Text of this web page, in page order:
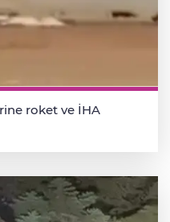
roket ve İHA